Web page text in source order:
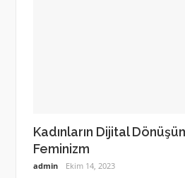
Kadınların Dijital
Feminizm
admin Ekim 14, 2023